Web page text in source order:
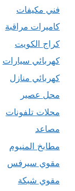
فني مكيفات
كاميرات مراقبة
كراج الكويت
كهربائي سيارات
كهربائي منازل
محل عصير
محلات تلفونات
مصاعد
مطابخ المنيوم
مقوي سيرفس
مقوي شبكة